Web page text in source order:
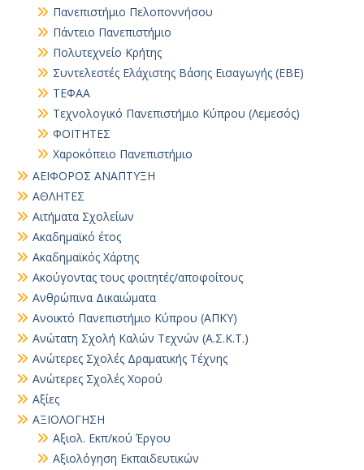
Πανεπιστήμιο Πελοποννήσου
Πάντειο Πανεπιστήμιο
Πολυτεχνείο Κρήτης
Συντελεστές Ελάχιστης Βάσης Εισαγωγής (ΕΒΕ)
ΤΕΦΑΑ
Τεχνολογικό Πανεπιστήμιο Κύπρου (Λεμεσός)
ΦΟΙΤΗΤΕΣ
Χαροκόπειο Πανεπιστήμιο
ΑΕΙΦΟΡΟΣ ΑΝΑΠΤΥΞΗ
ΑΘΛΗΤΕΣ
Αιτήματα Σχολείων
Ακαδημαϊκό έτος
Ακαδημαϊκός Χάρτης
Ακούγοντας τους φοιτητές/αποφοίτους
Ανθρώπινα Δικαιώματα
Ανοικτό Πανεπιστήμιο Κύπρου (ΑΠΚΥ)
Ανώτατη Σχολή Καλών Τεχνών (Α.Σ.Κ.Τ.)
Ανώτερες Σχολές Δραματικής Τέχνης
Ανώτερες Σχολές Χορού
Αξίες
ΑΞΙΟΛΟΓΗΣΗ
Αξιολ. Εκπ/κού Έργου
Αξιολόγηση Εκπαιδευτικών